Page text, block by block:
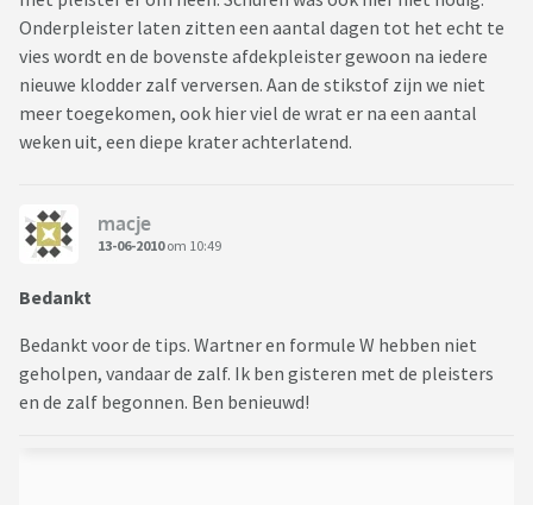
Onderpleister laten zitten een aantal dagen tot het echt te
vies wordt en de bovenste afdekpleister gewoon na iedere
nieuwe klodder zalf verversen. Aan de stikstof zijn we niet
meer toegekomen, ook hier viel de wrat er na een aantal
weken uit, een diepe krater achterlatend.
macje
13-06-2010om 10:49
Bedankt
Bedankt voor de tips. Wartner en formule W hebben niet
geholpen, vandaar de zalf. Ik ben gisteren met de pleisters
en de zalf begonnen. Ben benieuwd!